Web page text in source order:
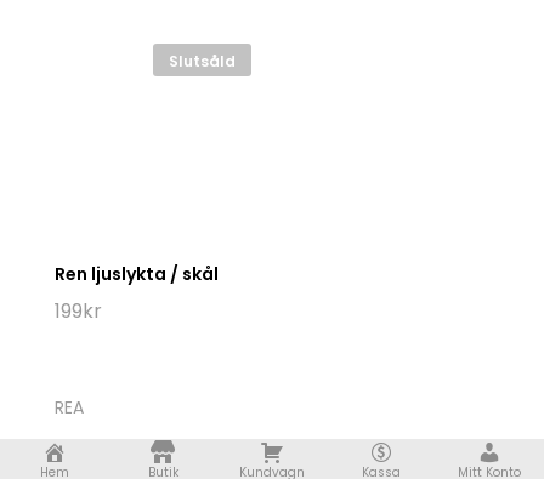
Slutsåld
Ren ljuslykta / skål
199kr
REA
Jul
Hem Butik Kundvagn Kassa Mitt Konto